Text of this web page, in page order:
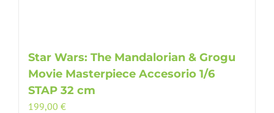
Star Wars: The Mandalorian & Grogu
Movie Masterpiece Accesorio 1/6
STAP 32 cm
199,00 €